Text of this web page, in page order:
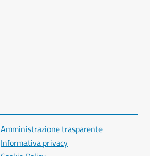
Amministrazione trasparente
Informativa privacy